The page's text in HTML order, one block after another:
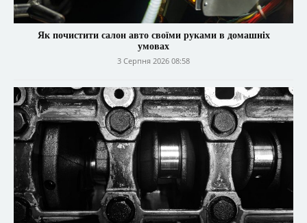
Як почистити салон авто своїми руками в домашніх
умовах
3 Серпня 2026 08:58